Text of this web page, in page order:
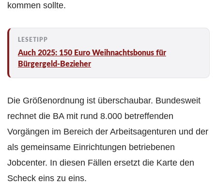
kommen sollte.
Auch 2025: 150 Euro Weihnachtsbonus für
Bürgergeld-Bezieher
Die Größenordnung ist überschaubar. Bundesweit
rechnet die BA mit rund 8.000 betreffenden
Vorgängen im Bereich der Arbeitsagenturen und der
als gemeinsame Einrichtungen betriebenen
Jobcenter. In diesen Fällen ersetzt die Karte den
Scheck eins zu eins.